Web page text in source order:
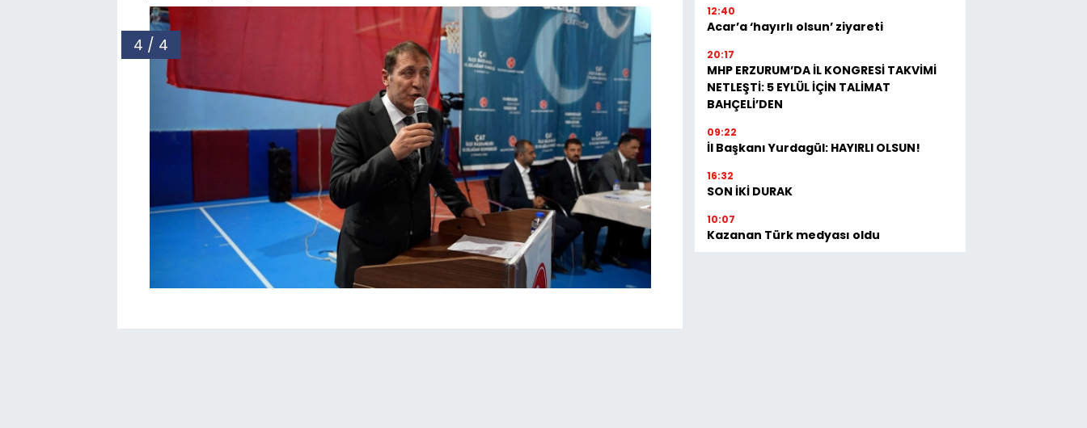
4 / 4
12:40
Acar’a ‘hayırlı olsun’ ziyareti
20:17
MHP ERZURUM’DA İL KONGRESİ TAKVİMİ
NETLEŞTİ: 5 EYLÜL İÇİN TALİMAT
BAHÇELİ’DEN
09:22
İl Başkanı Yurdagül: HAYIRLI OLSUN!
16:32
SON İKİ DURAK
10:07
Kazanan Türk medyası oldu